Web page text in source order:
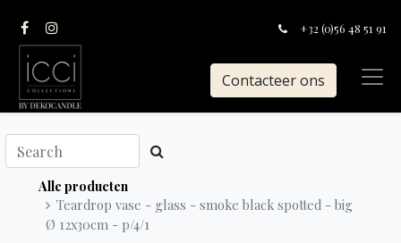
+32 (0)56 48 51 91
Contacteer ons
Alle producten
Teardrop vase - glass - smoke black spotted - big
Ø 12x30cm - p/4/1